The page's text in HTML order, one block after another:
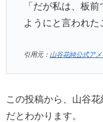
「だが私は、板
ようにと言われた
引用元： 山谷花純公式アメ
この投稿から、山谷
だとわかります。